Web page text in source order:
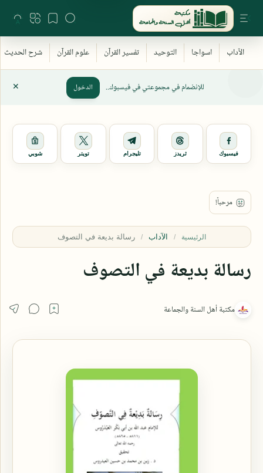
للإنضمام في مجموعتي في فيسبوك.. الدخول
فيسبوك ثريدز تليجرام تويتر شوبي
الرئيسية الآداب
رسالة بديعة في التصوف